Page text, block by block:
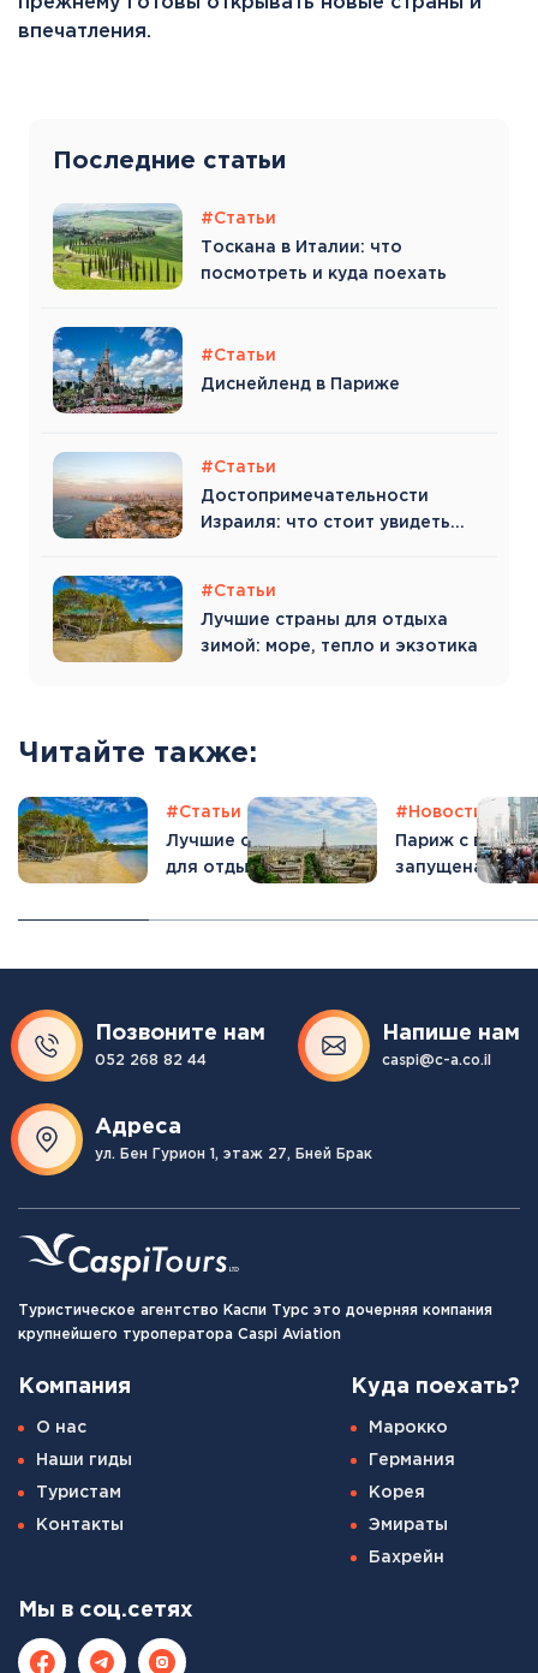
впечатления.
Последние статьи
#Статьи
Тоскана в Италии: что
посмотреть и куда поехать
#Статьи
Диснейленд в Париже
#Статьи
Достопримечательности
Израиля: что стоит увидеть
#Статьи
Лучшие страны для отдыха
зимой: море, тепло и экзотика
Читайте также:
#Отпуск
стран по
а кто
#Статьи
#Отпуск
Лучшие страны
для отдыха
тепло и экзотика
#Новости
Париж с
запущена
дорога Европы
Позвоните нам
052 268 82 44
Напише нам
caspi@c-a.co.il
Адреса
ул. Бен Гурион 1, этаж 27, Бней Брак
Туристическое агентство Каспи Турс это дочерняя компания
крупнейшего туроператора Caspi Aviation
Компания
О нас
Наши гиды
Туристам
Контакты
Куда поехать?
Марокко
Германия
Корея
Эмираты
Бахрейн
Мы в соц.сетях